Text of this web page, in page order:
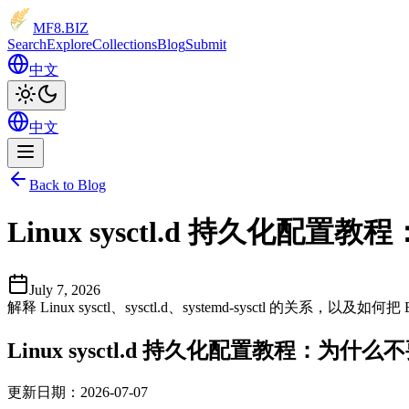
MF8.BIZ
SearchExploreCollectionsBlogSubmit
中文
中文
Back to Blog
Linux sysctl.d 持久化配置教程
July 7, 2026
解释 Linux sysctl、sysctl.d、systemd-sysctl 的关系，以及如何
Linux sysctl.d 持久化配置教程：为什么
更新日期：2026-07-07